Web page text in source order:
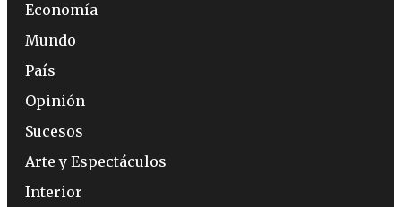
Economía
Mundo
País
Opinión
Sucesos
Arte y Espectáculos
Interior